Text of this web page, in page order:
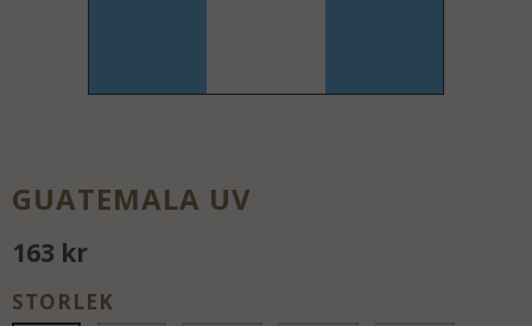
GUATEMALA UV
163 kr
STORLEK